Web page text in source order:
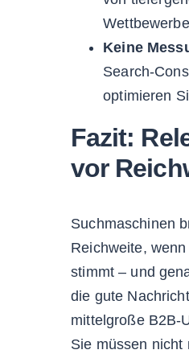
Keine
Search-
optimieren
Fazit:
vor
Suchmaschinen
Reichweite,
stimmt – und
die gute
mittelgroße B2B-
Sie müssen nicht